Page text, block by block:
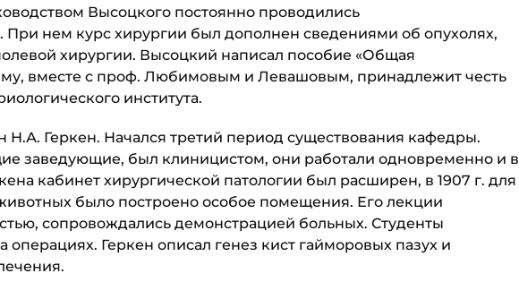
Высоцкого постоянно проводились
При нем курс хирургии был дополнен сведениями об опухолях,
хирургии. Высоцкий написал пособие «Общая
вместе с проф. Любимовым и Левашовым, принадлежит честь
института.
Н.А. Геркен. Начался третий период существования кафедры.
заведующие, был клиницистом, они работали одновременно и в
кабинет хирургической патологии был расширен, в 1907 г. для
было построено особое поме­щения. Его лекции
сопровождались демонстрацией больных. Студенты
опе­рациях. Геркен описал генез кист гайморовых пазух и